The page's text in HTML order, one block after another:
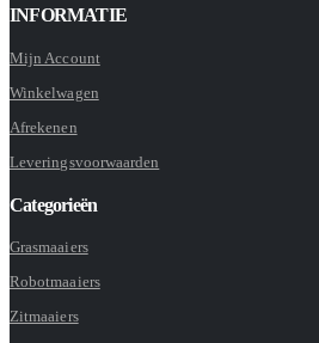
INFORMATIE
Mijn Account
Winkelwagen
Afrekenen
Leveringsvoorwaarden
Categorieën
Grasmaaiers
Robotmaaiers
Zitmaaiers